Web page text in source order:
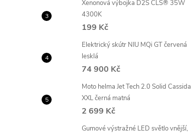
e
l
Xenonová výbojka D2S CLS® 35W
4300K
199 Kč
Elektrický skútr NIU MQi GT červená
lesklá
74 900 Kč
Moto helma Jet Tech 2.0 Solid Cassida
XXL černá matná
2 699 Kč
Gumové výstražné LED světlo vnější,